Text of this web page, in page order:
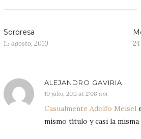
Sorpresa
15 agosto, 2010
ALEJANDRO GAVIRIA
10 julio, 2011 at 2:08 am
Casualmente Adolfo Meisel
mismo título y casi la misma